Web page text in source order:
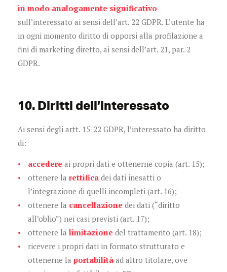
in modo analogamente significativo
sull’interessato ai sensi dell’art. 22 GDPR. L’utente ha
in ogni momento diritto di opporsi alla profilazione a
fini di marketing diretto, ai sensi dell’art. 21, par. 2
GDPR.
10. Diritti dell’interessato
Ai sensi degli artt. 15-22 GDPR, l’interessato ha diritto
di:
accedere ai propri dati e ottenerne copia (art. 15);
ottenere la rettifica dei dati inesatti o
l’integrazione di quelli incompleti (art. 16);
ottenere la cancellazione dei dati (“diritto
all’oblio”) nei casi previsti (art. 17);
ottenere la limitazione del trattamento (art. 18);
ricevere i propri dati in formato strutturato e
ottenerne la portabilità ad altro titolare, ove